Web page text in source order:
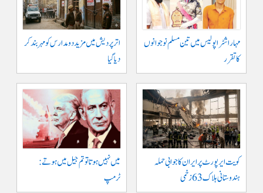
مہاراشٹرا پولیس میں تین مسلم نو جوانوں
کا تقرر
اتر پردیش میں مزید دو مدارس کو مہر بند کر
دیا گیا
کویت ایر پورٹ پر ایران کا جوابی حملہ
ہندوستانی ہلاک 63 زخمی
میں نہیں ہوتا تو تم جیل میں ہوتے :
ٹرمپ